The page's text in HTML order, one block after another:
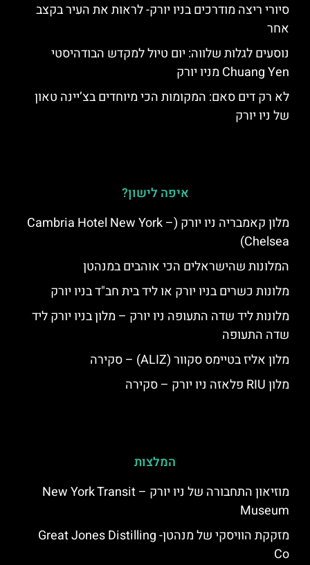
סיורי ריצה מודרכים בניו יורק- לראות את העיר בקצב
אחר
נוסעים לגלות שלווה: יום טיול למקדש הבודהיסטי
Chuang Yen מניו יורק
לא רק דים סאם: המקומות הכי מיוחדים בצ’יינה טאון
של ניו יורק
איפה לישון?
מלון קאמבריה ניו יורק (Cambria Hotel New York –
Chelsea)
המלונות שהישראלים הכי אוהבים במנהטן
מלונות כשרים בניו יורק או ליד בית חב"ד בניו יורק
מלונות ליד שדה התעופה ניו יורק – מלון בניו יורק ליד
שדה התעופה
מלון אליז בטיימס סקוור (ALIZ) – סקירה
מלון RIU פלאזה ניו יורק – סקירה
המלצות
מוזיאון התחבורה של ניו יורק – New York Transit
Museum
מזקקת הוויסקי של מנהטן- Great Jones Distilling
Co